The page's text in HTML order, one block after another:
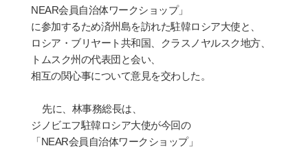
NEAR会 員自治体ワークショップ」
に参加するため済州島を訪れた駐韓ロシア大使と、
ロシア ・ ブリヤー ト共和国 、クラスノヤルスク地方、
トムスク州の代表団と会い、
相互の関心事について意見を交わした。
先に、林事務総長は、
ジノビエフ駐韓ロシア大使が今回の
「NEAR会員自治体ワークショップ」